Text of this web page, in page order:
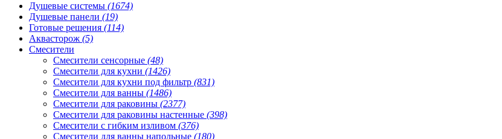
Душевые системы (1674)
Душевые панели (19)
Готовые решения (114)
Аквасторож (5)
Смесители
Смесители сенсорные (48)
Смесители для кухни (1426)
Смесители для кухни под фильтр (831)
Смесители для ванны (1486)
Смесители для раковины (2377)
Смесители для раковины настенные (398)
Смесители с гибким изливом (376)
Смесители для ванны напольные (180)